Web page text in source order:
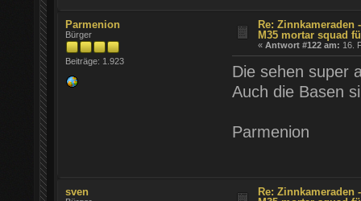
Parmenion
Bürger
Beiträge: 1.923
Re: Zinnkameraden
M35 mortar squad
«Antwort #122 am: 16.
Die sehen super
Auch die Basen
Parmenion
sven
Re: Zinnkameraden